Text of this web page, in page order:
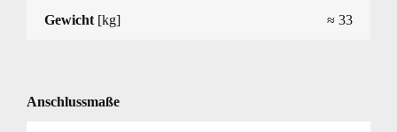
Gewicht [kg] ≈ 33
Anschlussmaße